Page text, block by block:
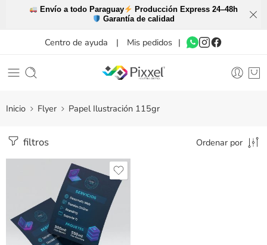
Envío a todo Paraguay
Producción Express 24–48h
Garantía de calidad
Centro de ayuda | Mis pedidos |
Inicio Flyer Papel Ilustración 115gr
filtros Ordenar por